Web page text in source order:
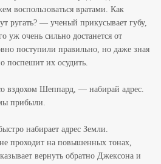
воспользоваться вратами. Как
ругать? — ученый прикусывает губу,
уж очень сильно достанется от
поступили правильно, но даже зная
поспешит их осудить.
вздохом Шеппард, — набирай адрес.
прибыли.
набирает адрес Земли.
проходит на повышенных тонах,
вернуть обратно Джексона и